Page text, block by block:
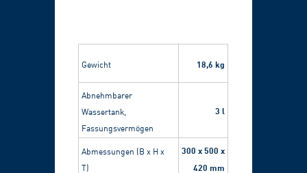
Gewicht 18,6 kg
Abnehmbarer
Wassertank,
Fassungsvermögen
3 l
Abmessungen (B x H x
T)
300 x 500 x
420 mm